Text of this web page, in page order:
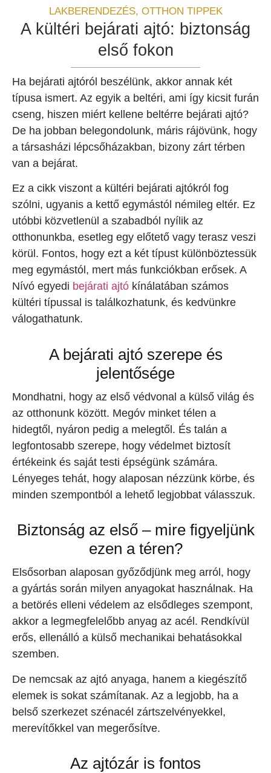
LAKBERENDEZÉS, OTTHON TIPPEK
A kültéri bejárati ajtó: biztonság
első fokon
Ha bejárati ajtóról beszélünk, akkor annak két
típusa ismert. Az egyik a beltéri, ami így kicsit furán
cseng, hiszen miért kellene beltérre bejárati ajtó?
De ha jobban belegondolunk, máris rájövünk, hogy
a társasházi lépcsőházakban, bizony zárt térben
van a bejárat.
Ez a cikk viszont a kültéri bejárati ajtókról fog
szólni, ugyanis a kettő egymástól némileg eltér. Ez
utóbbi közvetlenül a szabadból nyílik az
otthonunkba, esetleg egy előtető vagy terasz veszi
körül. Fontos, hogy ezt a két típust különböztessük
meg egymástól, mert más funkciókban erősek. A
Nívó egyedi bejárati ajtó kínálatában számos
kültéri típussal is találkozhatunk, és kedvünkre
válogathatunk.
A bejárati ajtó szerepe és
jelentősége
Mondhatni, hogy az első védvonal a külső világ és
az otthonunk között. Megóv minket télen a
hidegtől, nyáron pedig a melegtől. És talán a
legfontosabb szerepe, hogy védelmet biztosít
értékeink és saját testi épségünk számára.
Lényeges tehát, hogy alaposan nézzünk körbe, és
minden szempontból a lehető legjobbat válasszuk.
Biztonság az első – mire figyeljünk
ezen a téren?
Elsősorban alaposan győződjünk meg arról, hogy
a gyártás során milyen anyagokat használnak. Ha
a betörés elleni védelem az elsődleges szempont,
akkor a legmegfelelőbb anyag az acél. Rendkívül
erős, ellenálló a külső mechanikai behatásokkal
szemben.
De nemcsak az ajtó anyaga, hanem a kiegészítő
elemek is sokat számítanak. Az a legjobb, ha a
belső szerkezet szénacél zártszelvényekkel,
merevítőkkel van megerősítve.
Az ajtózár is fontos